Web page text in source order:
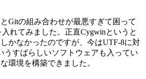
Gitの組み合わせが最悪すぎて困って
れてみました。正直Cygwinというと
かなかったのですが、今はUTF-8に対
うすばらしいソフトウェアも入ってい
環境を構築できました。